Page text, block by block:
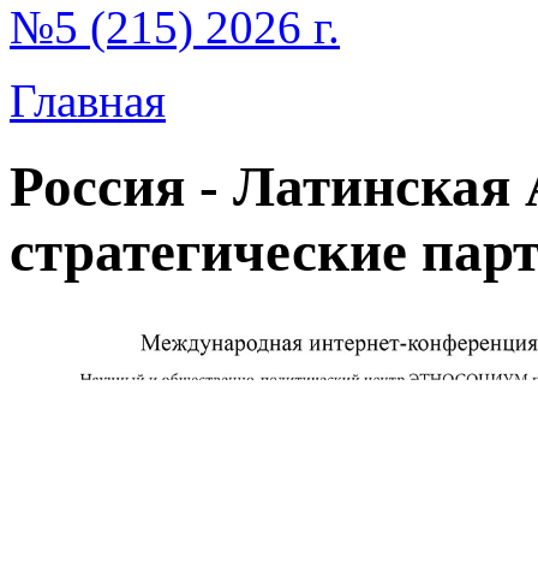
№5 (215) 2026 г.
Главная
Россия -
стратегические